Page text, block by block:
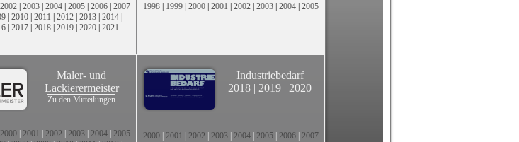
2002 | 2003 | 2004 | 2005 | 2006 | 2007
| 2010 | 2011 | 2012 | 2013 | 2014 |
| 2017 | 2018 | 2019 | 2020 | 2021
1998 | 1999 | 2000 | 2001 | 2002 | 2003 | 2004 | 2005
Maler- und
Lackierermeister
Zu den Mitteilungen
2000 2001 2002 2003 2004 2005
Industriebedarf
2018 | 2019 | 2020
2000 2001 2002 2003 2004 2005 2006 2007